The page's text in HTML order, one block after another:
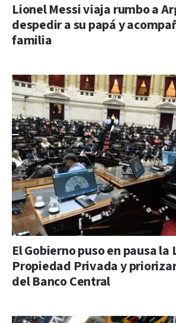
Lionel Messi viaja rumbo a
despedir a su papá y
familia
El Gobierno puso en pausa la
Propiedad Privada y
del Banco Central